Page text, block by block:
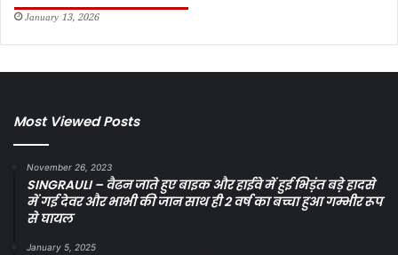
January 13, 2026
Most Viewed Posts
November 26, 2023
SINGRAULI – वैढन जाते हुए बाइक और हाईवे में हुई भिड़ंत बड़े हादसे
में गई देवर और भाभी की जान साथ ही 2 वर्ष का बच्चा हुआ गम्भीर रूप
से घायल
January 5, 2025